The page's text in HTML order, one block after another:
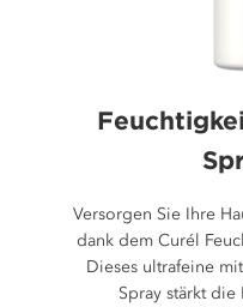
Versorgen Sie Ihre
dank dem Curél
Dieses ultrafeine
Spray stärkt